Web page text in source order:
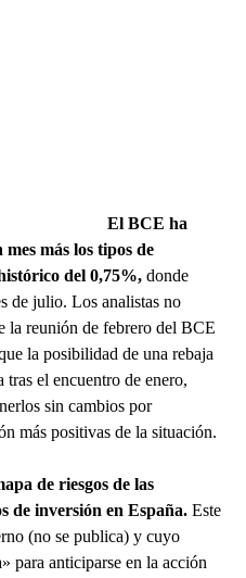
El BCE ha
más los tipos de
del 0,75%, donde
de julio. Los analistas no
la reunión de febrero del BCE
la posibilidad de una rebaja
tras el encuentro de enero,
sin cambios por
más positivas de la situación.
de riesgos de las
de inversión en España. Este
(no se publica) y cuyo
para anticiparse en la acción